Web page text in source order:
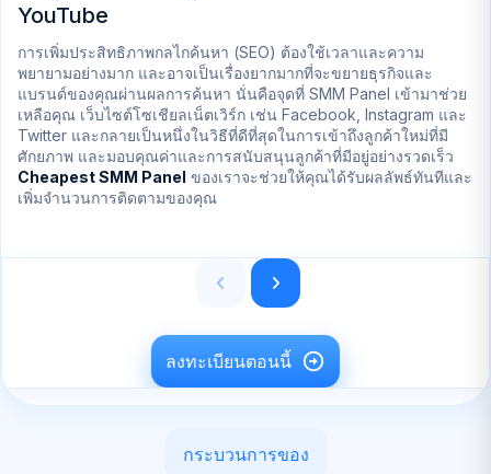
YouTube
การเพิ่มประสิทธิภาพกลไกค้นหา (SEO) ต้องใช้เวลาและความ
พยายามอย่างมาก และอาจเป็นเรื่องยากมากที่จะขยายธุรกิจและ
แบรนด์ของคุณผ่านผลการค้นหา นั่นคือจุดที่ SMM Panel เข้ามาช่วย
เหลือคุณ เว็บไซต์โซเชียลเน็ตเวิร์ก เช่น Facebook, Instagram และ
Twitter และกลายเป็นหนึ่งในวิธีที่ดีที่สุดในการเข้าถึงลูกค้าใหม่ที่มี
ศักยภาพ และมอบคุณค่าและการสนับสนุนลูกค้าที่มีอยู่อย่างรวดเร็ว
Cheapest SMM Panel ของเราจะช่วยให้คุณได้รับผลลัพธ์ทันทีและ
เพิ่มจำนวนการติดตามของคุณ
ลงทะเบียนตอนนี้
กระบวนการของ